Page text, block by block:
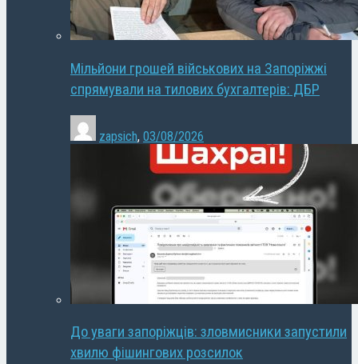
Мільйони грошей військових на Запоріжжі
спрямували на тилових бухгалтерів: ДБР
zapsich, 03/08/2026
До уваги запоріжців: зловмисники запустили
хвилю фішингових розсилок